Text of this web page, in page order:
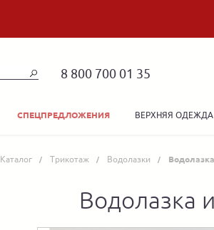
8 800 700 01 35
СПЕЦПРЕДЛОЖЕНИЯ ВЕРХНЯЯ ОДЕЖДА
Каталог Трикотаж Водолазки
Водолазка